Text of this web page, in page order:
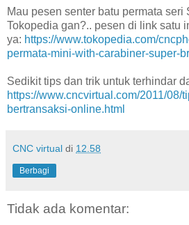
Mau pesen senter batu permata
Tokopedia gan?.. pesen di link satu
ya: https://www.tokopedia.com/
permata-mini-with-carabiner-super-
Sedikit tips dan trik untuk terhindar
https://www.cncvirtual.com/2011/08/
bertransaksi-online.html
CNC virtual di 12.58
Berbagi
Tidak ada komentar: